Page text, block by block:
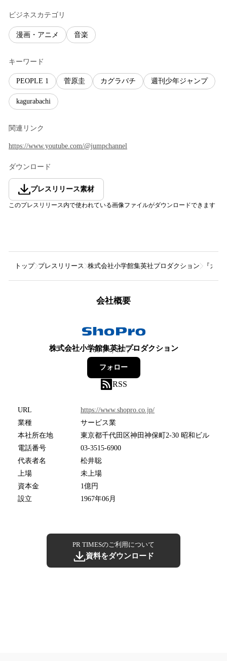
ビジネスカテゴリ
漫画・アニメ 音楽
キーワード
PEOPLE 1 菅原圭 カグラバチ 週刊少年ジャンプ
kagurabachi
関連リンク
https://www.youtube.com/@jumpchannel
ダウンロード
プレスリリース素材
このプレスリリース内で使われている画像ファイルがダウンロードできます
トップ プレスリリース 株式会社小学館集英社プロダクション 『カ
会社概要
株式会社小学館集英社プロダクション
169フォロワー
フォロー
RSS
URL
https://www.shopro.co.jp/
業種
サービス業
本社所在地
東京都千代田区神田神保町2-30 昭和ビル
電話番号
03-3515-6900
代表者名
松井聡
上場
未上場
資本金
1億円
設立
1967年06月
PR TIMESのご利用について
資料をダウンロード